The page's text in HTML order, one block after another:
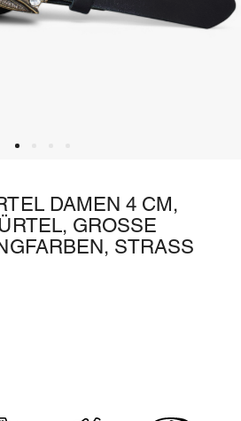
DAMEN 4 CM,
GROSSE K
STRASS